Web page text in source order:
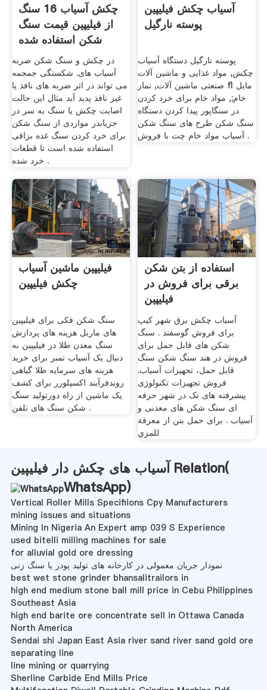
چکش آسیاب 16 سنگ
از فیلیپین قیمت سنگ
شکن استفاده شده
است
در چکش و سنگ شکن ضربه
آسیاب های. شکستگی جمجمه
می تواند در اثر ضربه های نافذ یا
غیر نافذ پدید آید مثال این حالت
اصابت چکش یا سنگ به سر در
جریاندر مواردی از سنگ شکن
برای خرد کردن سنگ غده بزاقی
استفاده شده است تا قطعات
خرد شده .
آسیاب چکش فیلیپین
پوسته نارگیل
پوسته نارگیل دستگاه آسیاب
چکش, مواد غذایی و ماشین آلات
صنعتی ماشین آلات, نماز fl مایل
خام;, مواد خام برای خرد کردن
در سنگاپور پیدا کردن دستگاه
سنگ شکن طرح های سنگ شکن
آسیاب مواد خام چت با فروش .
فیلیپین ماشین آسیاب
چکش فیلیپین
سنگ شکن فکی برای فیلیپین
های ماربل هزینه های پردازش
سنگ معدن طلا در فیلیپین به
دنبال یک آسیاب تمبر برای خرید
هزینه های سرمایه طلا گیاهی
روندفرآیند اکسپلورر برای کشف
یک ماشین از راه دورتولید سنگ
شکن سنگ های تلفن .
استفاده از بتن شکن
برقی برای فروش در
فیلیپین
آسیاب چکش برق شهر کیپ
برای فروش گوسفند . سنگ
شکن های قابل حمل برای
فروش در هند سنگ شکن سنگ
قابل حمل، تجهیزات آسیاب.
فروش تجهیزات تکنولوژی
پیشرفته های تک در شهر حرفه
ای سنگ شکن های معدنی و
آسیاب . برای حمل بتن از معرفة
للمزي
آسیاب های چکش دار فیلیپین Relation(
WhatsApp)
Vertical Roller Mills Specifiions Cpy Manufacturers
mining issues and situations
Mining In Nigeria An Expert amp 039 S Experience
used bitelli milling machines for sale
for alluvial gold ore dressing
نمودار جریان معمولی در کارخانه های تولید پودر یا سنگ زنی
best wet stone grinder bhansalitrailors in
high end medium stone ball mill price in Cebu Philippines
Southeast Asia
high end barite ore concentrate sell in Ottawa Canada
North America
Sendai shi Japan East Asia river sand river sand gold ore
separating line
line mining or quarrying
Sherline Carbide End Mills Price